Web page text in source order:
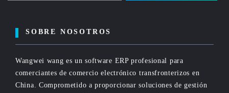
SOBRE NOSOTROS
Wangwei wang es un software ERP profesional para
comerciantes de comercio electrónico transfronterizos en
China. Comprometido a proporcionar soluciones de gestión